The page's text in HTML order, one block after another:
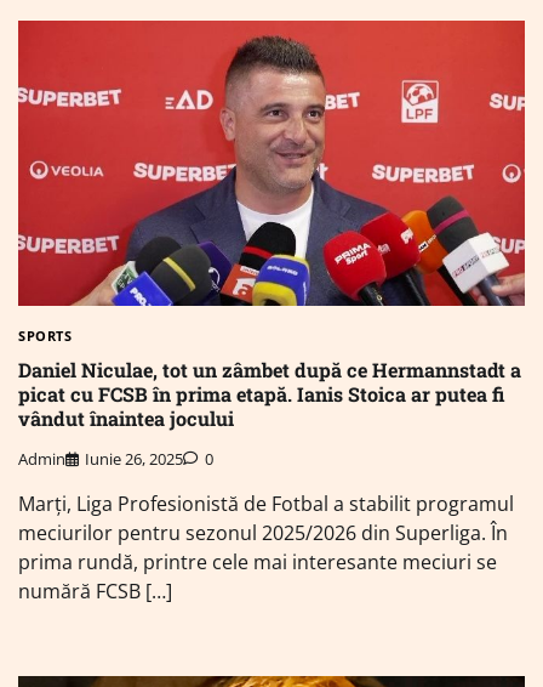
SPORTS
Daniel Niculae, tot un zâmbet după ce Hermannstadt a
picat cu FCSB în prima etapă. Ianis Stoica ar putea fi
vândut înaintea jocului
Admin Iunie 26, 2025 0
Marți, Liga Profesionistă de Fotbal a stabilit programul
meciurilor pentru sezonul 2025/2026 din Superliga. În
prima rundă, printre cele mai interesante meciuri se
numără FCSB […]